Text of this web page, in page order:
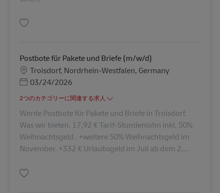
Postbote für Pakete und Briefe (m/w/d)
勤務地
Troisdorf, Nordrhein-Westfalen, Germany
Posted Date
03/24/2026
2つのカテゴリーに関連する求人
Werde Postbote für Pakete und Briefe in Troisdorf.
Was wir bieten. 17,92 € Tarif-Stundenlohn inkl. 50%
Weihnachtsgeld . +weitere 50% Weihnachtsgeld im
November. +332 € Urlaubsgeld im Juli ab dem 2....